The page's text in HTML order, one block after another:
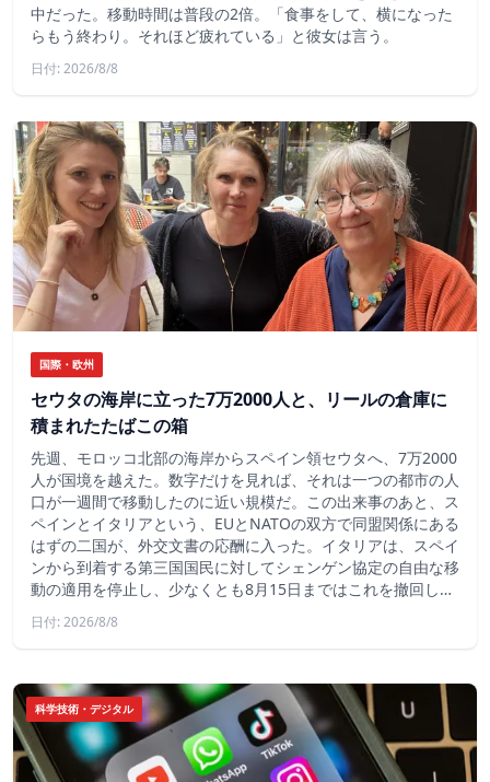
中だった。移動時間は普段の2倍。「食事をして、横になった
らもう終わり。それほど疲れている」と彼女は言う。
日付: 2026/8/8
国際・欧州
セウタの海岸に立った7万2000人と、リールの倉庫に
積まれたたばこの箱
先週、モロッコ北部の海岸からスペイン領セウタへ、7万2000
人が国境を越えた。数字だけを見れば、それは一つの都市の人
口が一週間で移動したのに近い規模だ。この出来事のあと、ス
ペインとイタリアという、EUとNATOの双方で同盟関係にある
はずの二国が、外交文書の応酬に入った。イタリアは、スペイ
ンから到着する第三国国民に対してシェンゲン協定の自由な移
動の適用を停止し、少なくとも8月15日まではこれを撤回し…
日付: 2026/8/8
科学技術・デジタル